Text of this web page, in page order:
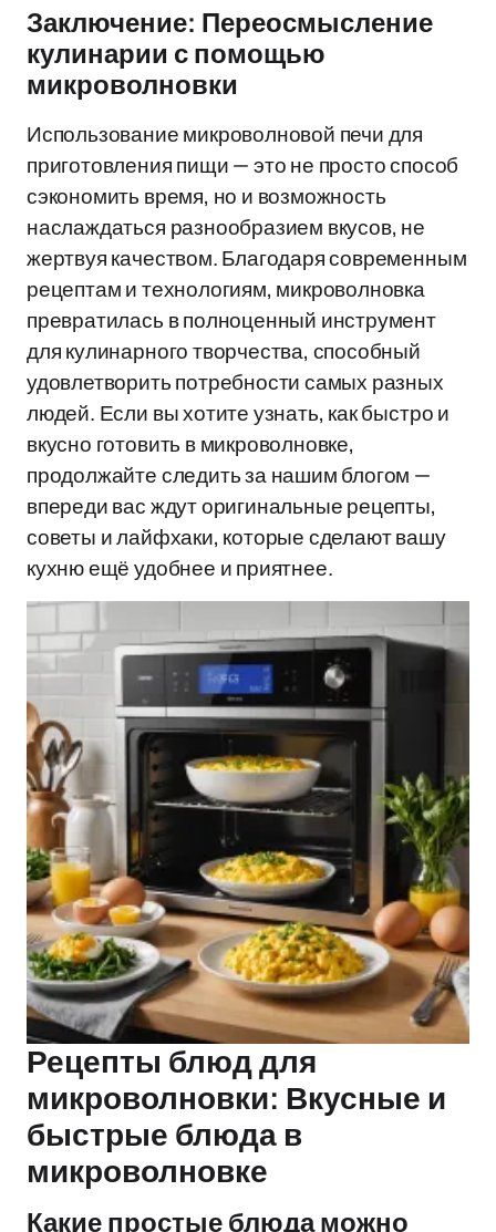
Заключение: Переосмысление
кулинарии с помощью
микроволновки
Использование микроволновой печи для
приготовления пищи — это не просто способ
сэкономить время, но и возможность
наслаждаться разнообразием вкусов, не
жертвуя качеством. Благодаря современным
рецептам и технологиям, микроволновка
превратилась в полноценный инструмент
для кулинарного творчества, способный
удовлетворить потребности самых разных
людей. Если вы хотите узнать, как быстро и
вкусно готовить в микроволновке,
продолжайте следить за нашим блогом —
впереди вас ждут оригинальные рецепты,
советы и лайфхаки, которые сделают вашу
кухню ещё удобнее и приятнее.
Рецепты блюд для
микроволновки: Вкусные и
быстрые блюда в
микроволновке
Какие простые блюда можно